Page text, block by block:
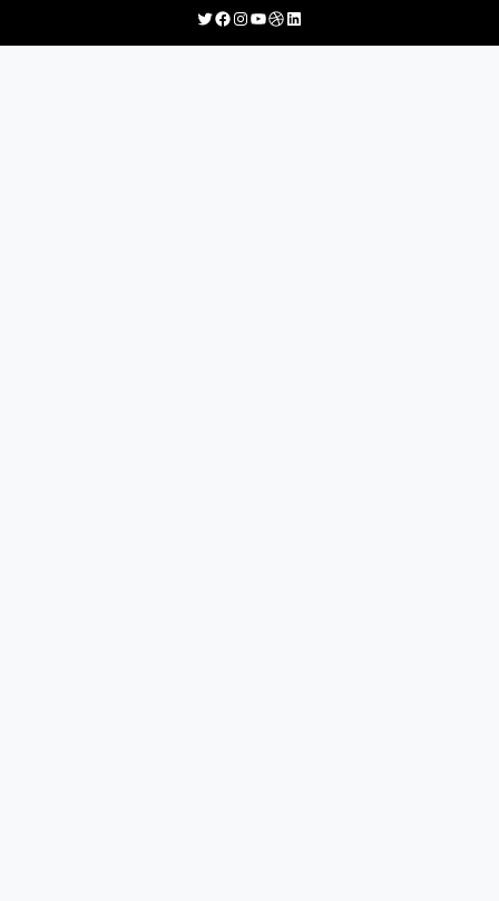
Twitter
Facebook
Instagram
YouTube
Dribbble
LinkedIn